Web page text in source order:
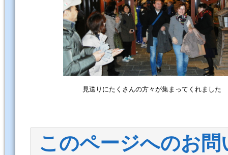
見送りにたくさんの方々が集まってくれました
このページへのお問